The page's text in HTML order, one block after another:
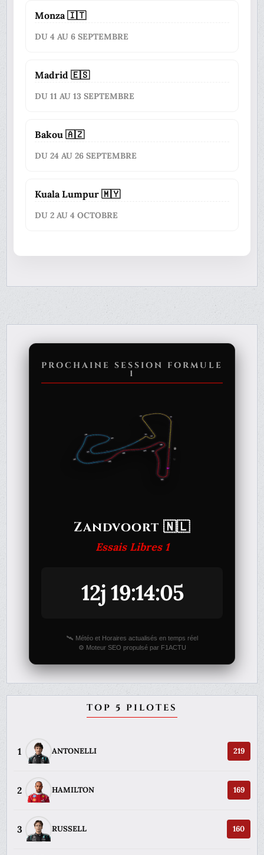
Monza 🇮🇹
DU 4 AU 6 SEPTEMBRE
Madrid 🇪🇸
DU 11 AU 13 SEPTEMBRE
Bakou 🇦🇿
DU 24 AU 26 SEPTEMBRE
Kuala Lumpur 🇲🇾
DU 2 AU 4 OCTOBRE
PROCHAINE SESSION FORMULE
1
Zandvoort 🇳🇱
Essais Libres 1
12j 19:14:05
🛰️ Météo et Horaires actualisés en temps réel
⚙️ Moteur SEO propulsé par F1ACTU
TOP 5 PILOTES
1 ANTONELLI 219
2 HAMILTON 169
3 RUSSELL 160